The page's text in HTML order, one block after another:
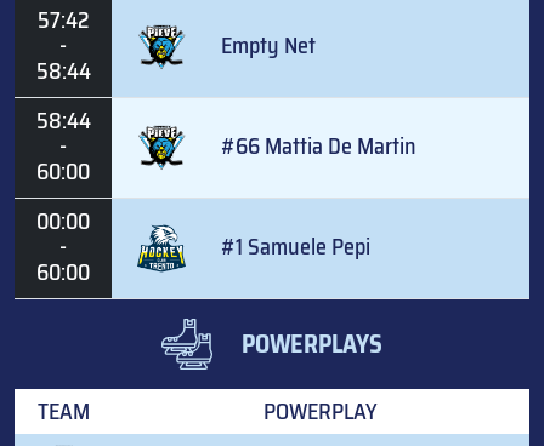
57:42
-
58:44
Empty Net
58:44
-
60:00
#66 Mattia De Martin
00:00
-
60:00
#1 Samuele Pepi
POWERPLAYS
TEAM
POWERPLAY